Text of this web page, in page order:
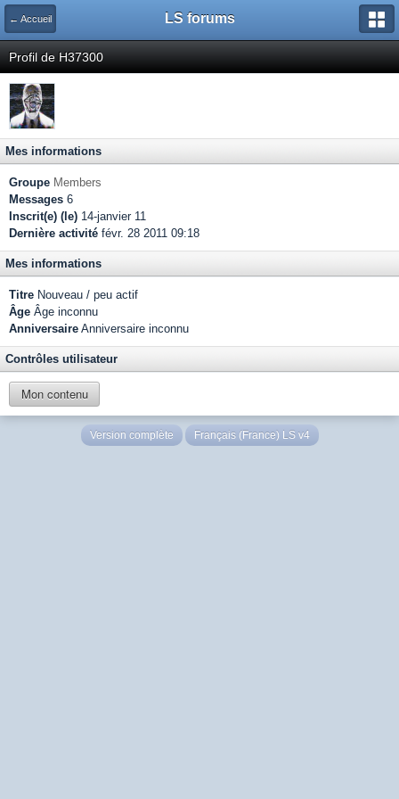
← Accueil LS forums
Profil de H37300
Mes informations
Groupe Members
Messages 6
Inscrit(e) (le) 14-janvier 11
Dernière activité févr. 28 2011 09:18
Mes informations
Titre Nouveau / peu actif
Âge Âge inconnu
Anniversaire Anniversaire inconnu
Contrôles utilisateur
Mon contenu
Version complète Français (France) LS v4